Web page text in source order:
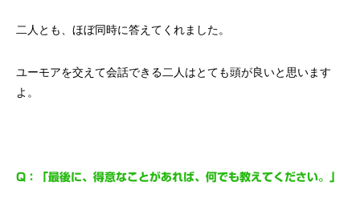
二人とも、ほぼ同時に答えてくれました。
ユーモアを交えて会話できる二人はとても頭が良いと思います
よ。
Q：「最後に、得意なことがあれば、何でも教えてください。」